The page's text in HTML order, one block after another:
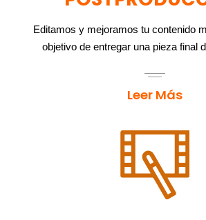
Editamos y mejoramos tu contenido
objetivo de entregar una pieza final
Leer Más